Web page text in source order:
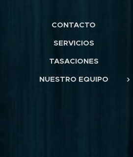
CONTACTO
SERVICIOS
TASACIONES
NUESTRO EQUIPO